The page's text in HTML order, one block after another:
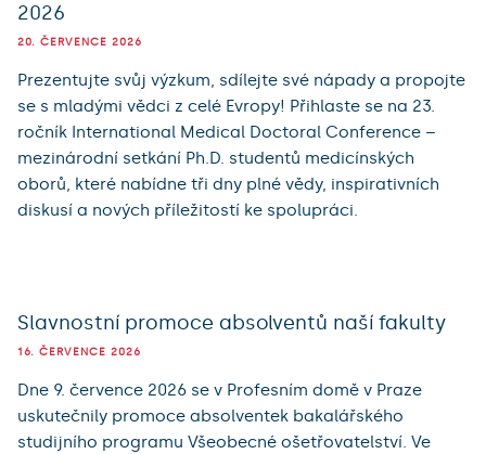
2026
20. ČERVENCE 2026
Prezentujte svůj výzkum, sdílejte své nápady a propojte
se s mladými vědci z celé Evropy! Přihlaste se na 23.
ročník International Medical Doctoral Conference –
mezinárodní setkání Ph.D. studentů medicínských
oborů, které nabídne tři dny plné vědy, inspirativních
diskusí a nových příležitostí ke spolupráci.
Slavnostní promoce absolventů naší fakulty
16. ČERVENCE 2026
Dne 9. července 2026 se v Profesním domě v Praze
uskutečnily promoce absolventek bakalářského
studijního programu Všeobecné ošetřovatelství. Ve